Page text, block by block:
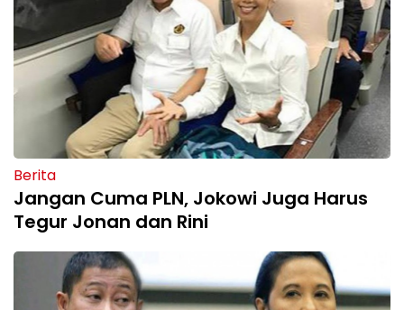
Berita
Jangan Cuma PLN, Jokowi Juga Harus
Tegur Jonan dan Rini